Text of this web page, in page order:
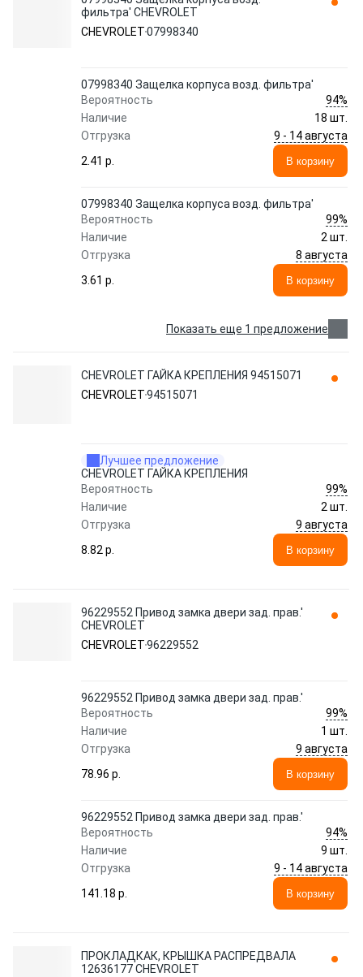
фильтра' CHEVROLET
CHEVROLET07998340
07998340 Защелка корпуса возд. фильтра'
Вероятность
94%
Наличие
18 шт.
Отгрузка
9 - 14 августа
2.41 p.
В корзину
07998340 Защелка корпуса возд. фильтра'
Вероятность
99%
Наличие
2 шт.
Отгрузка
8 августа
3.61 p.
В корзину
Показать еще 1 предложение
CHEVROLET ГАЙКА КРЕПЛЕНИЯ 94515071
CHEVROLET94515071
Лучшее предложение
CHEVROLET ГАЙКА КРЕПЛЕНИЯ
Вероятность
99%
Наличие
2 шт.
Отгрузка
9 августа
8.82 p.
В корзину
96229552 Привод замка двери зад. прав.'
CHEVROLET
CHEVROLET96229552
96229552 Привод замка двери зад. прав.'
Вероятность
99%
Наличие
1 шт.
Отгрузка
9 августа
78.96 p.
В корзину
96229552 Привод замка двери зад. прав.'
Вероятность
94%
Наличие
9 шт.
Отгрузка
9 - 14 августа
141.18 p.
В корзину
ПРОКЛАДКАК, КРЫШКА РАСПРЕДВАЛА
12636177 CHEVROLET